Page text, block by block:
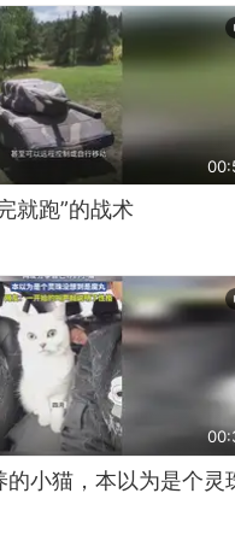
就跑”的战术
的小猫，本以为是个灵